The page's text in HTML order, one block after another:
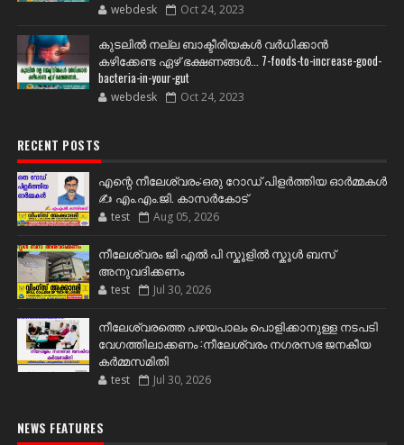
webdesk Oct 24, 2023
കുടലിൽ നല്ല ബാക്ടീരിയകൾ വര്‍ധിക്കാന്‍
കഴിക്കേണ്ട ഏഴ് ഭക്ഷണങ്ങള്‍... 7-foods-to-increase-good-
bacteria-in-your-gut
webdesk Oct 24, 2023
RECENT POSTS
എന്റെ നീലേശ്വരം:ഒരു റോഡ് പിളർത്തിയ ഓർമ്മകൾ
✍️ എം.എം.ജി. കാസർകോട്
test Aug 05, 2026
നീലേശ്വരം ജി എൽ പി സ്കൂളിൽ സ്കൂൾ ബസ്
അനുവദിക്കണം
test Jul 30, 2026
നീലേശ്വരത്തെ പഴയപാലം പൊളിക്കാനുള്ള നടപടി
വേഗത്തിലാക്കണം :നീലേശ്വരം നഗരസഭ ജനകീയ
കർമ്മസമിതി
test Jul 30, 2026
NEWS FEATURES